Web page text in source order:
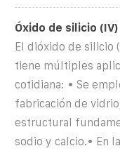
Óxido de silicio (IV)
El dióxido de silicio
tiene múltiples
cotidiana: • Se
fabricación de
estructural
sodio y calcio.• En